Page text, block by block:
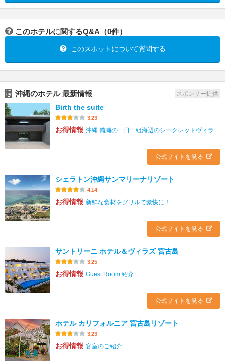
このホテルに関するQ&A（0件）
このスポットについて質問する
沖縄のホテル 最新情報 スポンサー提供
Birth the suite
3.23
お得情報 沖縄 備瀬の一日一組海辺のシークレットヴィラ
公式サイトを見る
シェラトン沖縄サンマリーナリゾート
4.14
お得情報 新鮮な食材をグリルで豪快に！
公式サイトを見る
サントリーニ ホテル＆ヴィラズ 宮古島
3.25
お得情報 Guest Room 紹介
公式サイトを見る
ホテル カリフォルニア 宮古島リゾート
3.23
お得情報 客室のご紹介